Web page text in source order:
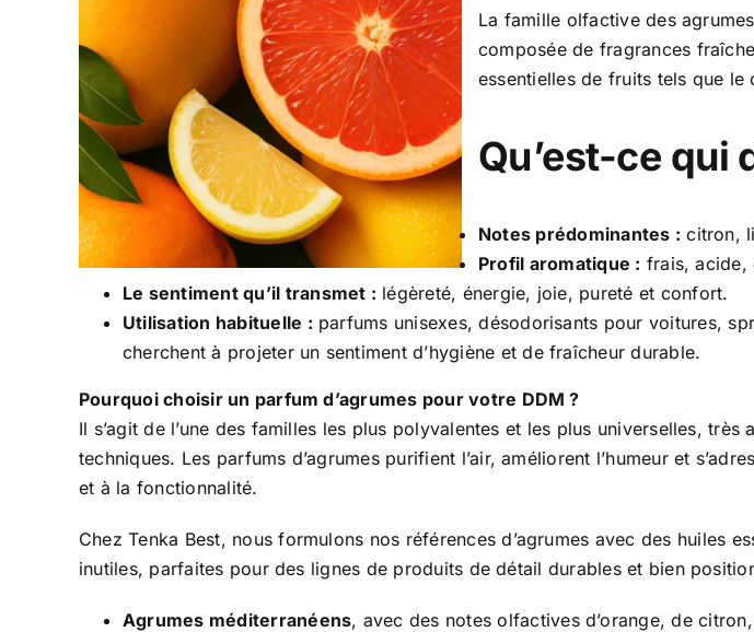
La famille olfactive des
composée de fragrances
essentielles de fruits tels que le
Qu’est-ce qui
Notes prédominantes : citron,
Profil aromatique : frais, acide,
Le sentiment qu’il transmet : légèreté, énergie, joie, pureté et confort.
Utilisation habituelle : parfums unisexes, désodorisants pour voitures,
cherchent à projeter un sentiment d’hygiène et de fraîcheur durable.
Pourquoi choisir un parfum d’agrumes pour votre DDM ?
Il s’agit de l’une des familles les plus polyvalentes et les plus universelles,
techniques. Les parfums d’agrumes purifient l’air, améliorent l’humeur et
et à la fonctionnalité.
Chez Tenka Best, nous formulons nos références d’agrumes avec des huiles
inutiles, parfaites pour des lignes de produits de détail durables et bien
Agrumes méditerranéens, avec des notes olfactives d’orange, de